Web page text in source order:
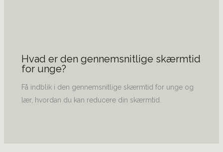
Hvad er den gennemsnitlige skærmtid
for unge?
Få indblik i den gennemsnitlige skærmtid for unge og
lær, hvordan du kan reducere din skærmtid.